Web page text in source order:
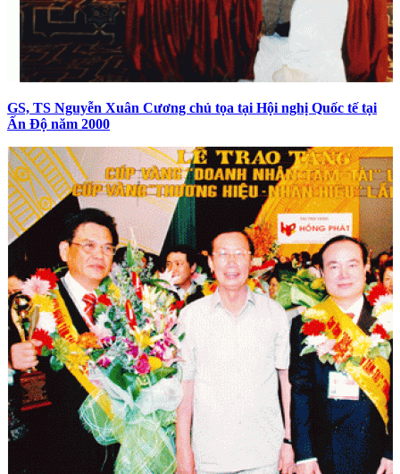
GS, TS Nguyễn Xuân Cương chủ tọa tại Hội nghị Quốc tế tại
Ấn Độ năm 2000